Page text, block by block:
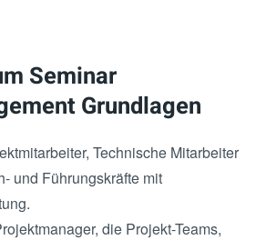
Seminar
Grundlagen
Technische Mitarbeiter
und Führungskräfte mit
die Projekt-Teams,